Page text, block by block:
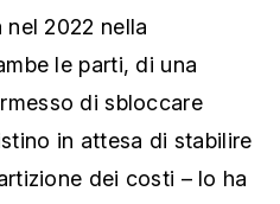
2022 nella
le parti, di una
di sbloccare
in attesa di stabilire
dei costi – lo ha